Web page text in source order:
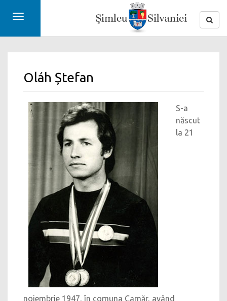
Toggle
Oláh Ștefan
S-a
născut
la 21
noiembrie 1947, în comuna Camăr, având